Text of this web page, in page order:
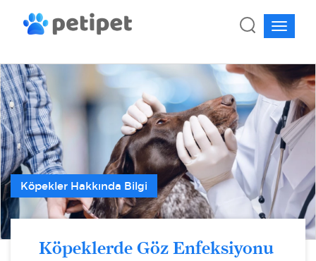
Köpekler Hakkında Bilgi
Köpeklerde Göz Enfeksiyonu